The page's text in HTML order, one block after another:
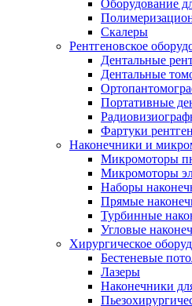
Оборудование
Скалеры
Рентгеновское
Дентальные
Дентальные
Портативные
Фартуки
Наконечники и
Микромоторы
Микромоторы
Наборы
Прямые
Турбинные
Угловые
Хирургическое
Бестеневые
Лазеры
Наконечники